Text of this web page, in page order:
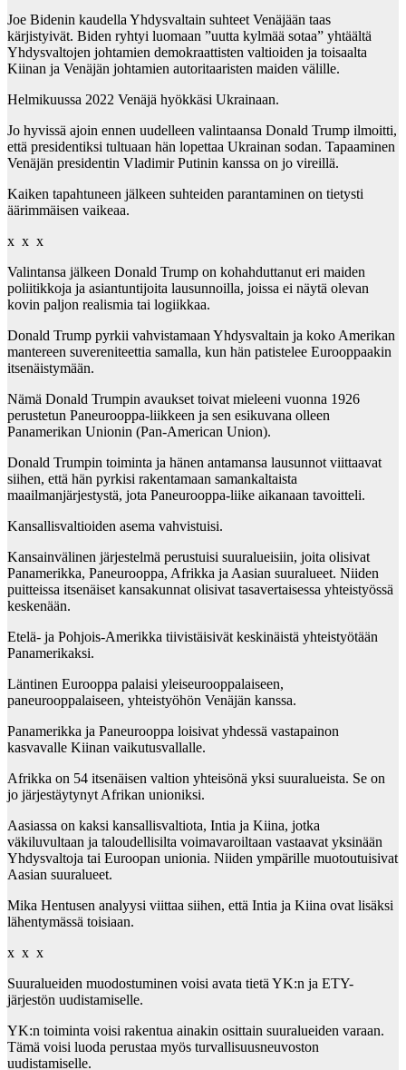
Joe Bidenin kaudella Yhdysvaltain suhteet Venäjään taas
kärjistyivät. Biden ryhtyi luomaan ”uutta kylmää sotaa” yhtäältä
Yhdysvaltojen johtamien demokraattisten valtioiden ja toisaalta
Kiinan ja Venäjän johtamien autoritaaristen maiden välille.
Helmikuussa 2022 Venäjä hyökkäsi Ukrainaan.
Jo hyvissä ajoin ennen uudelleen valintaansa Donald Trump ilmoitti,
että presidentiksi tultuaan hän lopettaa Ukrainan sodan. Tapaaminen
Venäjän presidentin Vladimir Putinin kanssa on jo vireillä.
Kaiken tapahtuneen jälkeen suhteiden parantaminen on tietysti
äärimmäisen vaikeaa.
x x x
Valintansa jälkeen Donald Trump on kohahduttanut eri maiden
poliitikkoja ja asiantuntijoita lausunnoilla, joissa ei näytä olevan
kovin paljon realismia tai logiikkaa.
Donald Trump pyrkii vahvistamaan Yhdysvaltain ja koko Amerikan
mantereen suvereniteettia samalla, kun hän patistelee Eurooppaakin
itsenäistymään.
Nämä Donald Trumpin avaukset toivat mieleeni vuonna 1926
perustetun Paneurooppa-liikkeen ja sen esikuvana olleen
Panamerikan Unionin (Pan-American Union).
Donald Trumpin toiminta ja hänen antamansa lausunnot viittaavat
siihen, että hän pyrkisi rakentamaan samankaltaista
maailmanjärjestystä, jota Paneurooppa-liike aikanaan tavoitteli.
Kansallisvaltioiden asema vahvistuisi.
Kansainvälinen järjestelmä perustuisi suuralueisiin, joita olisivat
Panamerikka, Paneurooppa, Afrikka ja Aasian suuralueet. Niiden
puitteissa itsenäiset kansakunnat olisivat tasavertaisessa yhteistyössä
keskenään.
Etelä- ja Pohjois-Amerikka tiivistäisivät keskinäistä yhteistyötään
Panamerikaksi.
Läntinen Eurooppa palaisi yleiseurooppalaiseen,
paneurooppalaiseen, yhteistyöhön Venäjän kanssa.
Panamerikka ja Paneurooppa loisivat yhdessä vastapainon
kasvavalle Kiinan vaikutusvallalle.
Afrikka on 54 itsenäisen valtion yhteisönä yksi suuralueista. Se on
jo järjestäytynyt Afrikan unioniksi.
Aasiassa on kaksi kansallisvaltiota, Intia ja Kiina, jotka
väkiluvultaan ja taloudellisilta voimavaroiltaan vastaavat yksinään
Yhdysvaltoja tai Euroopan unionia. Niiden ympärille muotoutuisivat
Aasian suuralueet.
Mika Hentusen analyysi viittaa siihen, että Intia ja Kiina ovat lisäksi
lähentymässä toisiaan.
x x x
Suuralueiden muodostuminen voisi avata tietä YK:n ja ETY-
järjestön uudistamiselle.
YK:n toiminta voisi rakentua ainakin osittain suuralueiden varaan.
Tämä voisi luoda perustaa myös turvallisuusneuvoston
uudistamiselle.